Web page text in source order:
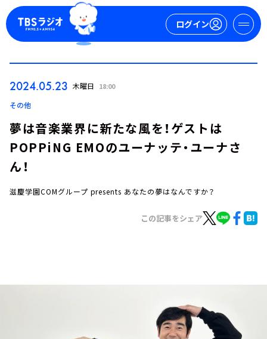
ログイン
イベント・グッズ
2024.05.23 木曜日 18:00
その他
夢は音楽業界に新たな風を！ゲストは
POPPiNG EMOのユーナッテ・ユーナさ
ん！
滋慶学園COMグループ presents あなたの夢はなんですか？
この記事をシェア